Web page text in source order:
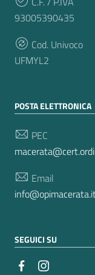
93005390435
Cod. Univoco
UFMYL2
POSTA ELETTRONICA
PEC
Email
SEGUICI SU